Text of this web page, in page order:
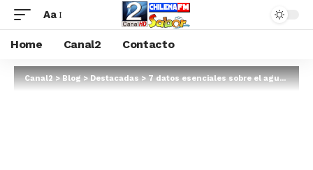
Aa
Home Canal2 Contacto
Canal2>Blog>Destacadas>7 datos esenciales sobre el agua en América Latina y el mundo